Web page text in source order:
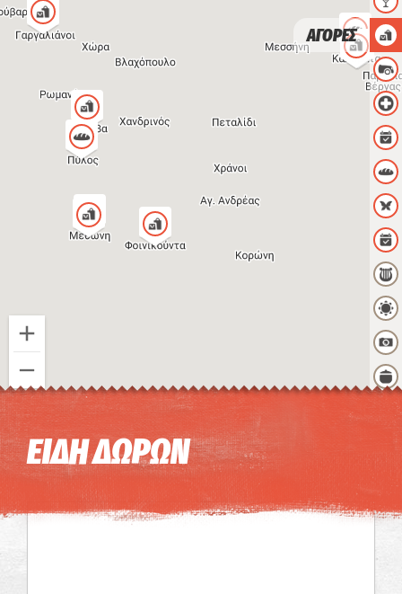
Η εικόνα ενδέχεται να υπόκειται σε πνευματικά δικαιώματα Όροι
ΑΓΟΡΕΣ
ΕΙΔΗ ΔΩΡΩΝ